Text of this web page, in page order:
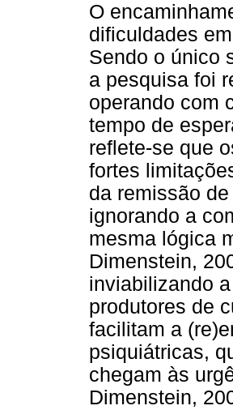
O
dificuldades
Sendo o único
a pesquisa foi
operando com
tempo de
reflete-se que
fortes
da remissão
ignorando a
mesma lógica
Dimenstein,
inviabilizando
produtores de
facilitam a
psiquiátricas,
chegam às
Dimenstein,